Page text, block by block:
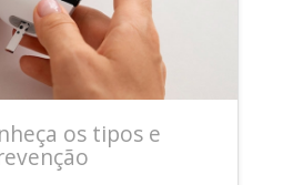
os tipos e